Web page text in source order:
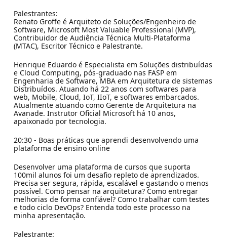
Palestrantes:
Renato Groffe é Arquiteto de Soluções/Engenheiro de
Software, Microsoft Most Valuable Professional (MVP),
Contribuidor de Audiência Técnica Multi-Plataforma
(MTAC), Escritor Técnico e Palestrante.
Henrique Eduardo é Especialista em Soluções distribuídas
e Cloud Computing, pós-graduado nas FASP em
Engenharia de Software, MBA em Arquitetura de sistemas
Distribuídos. Atuando há 22 anos com softwares para
web, Mobile, Cloud, IoT, IIoT, e softwares embarcados.
Atualmente atuando como Gerente de Arquitetura na
Avanade. Instrutor Oficial Microsoft há 10 anos,
apaixonado por tecnologia.
20:30 - Boas práticas que aprendi desenvolvendo uma
plataforma de ensino online
Desenvolver uma plataforma de cursos que suporta
100mil alunos foi um desafio repleto de aprendizados.
Precisa ser segura, rápida, escalável e gastando o menos
possível. Como pensar na arquitetura? Como entregar
melhorias de forma confiável? Como trabalhar com testes
e todo ciclo DevOps? Entenda todo este processo na
minha apresentação.
Palestrante: